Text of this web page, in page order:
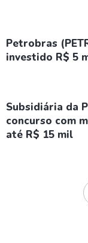
Petrobras
investido R$ 5
Subsidiária da
concurso com
até R$ 15 mil